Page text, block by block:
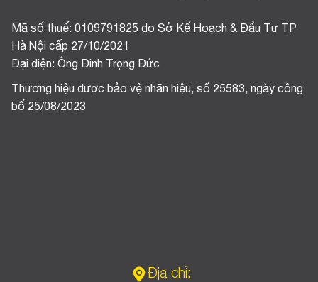
Mã số thuế: 0109791825 do Sở Kế Hoạch & Đầu Tư TP
Hà Nội cấp 27/10/2021
Đại diện: Ông Đinh Trọng Đức
Thương hiệu được bảo vệ nhãn hiệu, số 25583, ngày công
bố 25/08/2023
Địa chỉ: